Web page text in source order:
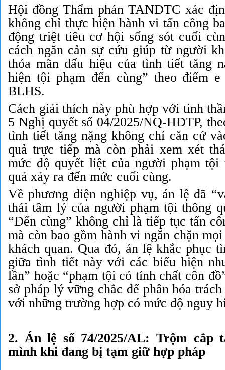
Hội đồng Thẩm phán TANDTC xác
không chỉ thực hiện hành vi tấn công
động triệt tiêu cơ hội sống sót cuối
cách ngăn cản sự cứu giúp từ người
thỏa mãn dấu hiệu của tình tiết tăng
hiện tội phạm đến cùng” theo điểm
BLHS.
Cách giải thích này phù hợp với tinh
5 Nghị quyết số 04/2025/NQ-HĐTP,
tình tiết tăng nặng không chỉ căn cứ
quả trực tiếp mà còn phải xem xét
mức độ quyết liệt của người phạm tội
quả xảy ra đến mức cuối cùng.
Về phương diện nghiệp vụ, án lệ đã
thái tâm lý của người phạm tội thông
“Đến cùng” không chỉ là tiếp tục tấn
mà còn bao gồm hành vi ngăn chặn
khách quan. Qua đó, án lệ khắc phục
giữa tình tiết này với các biểu hiện
lần” hoặc “phạm tội có tính chất côn
sở pháp lý vững chắc để phân hóa
với những trường hợp có mức độ nguy
2. Án lệ số 74/2025/AL: Trộm cắp
mình khi đang bị tạm giữ hợp pháp